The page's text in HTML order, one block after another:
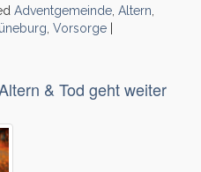
Adventgemeinde Altern
Vorsorge
& Tod geht weiter